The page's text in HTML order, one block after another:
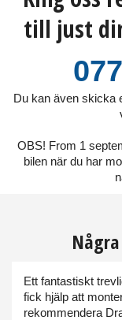
till just
Du kan även skicka
OBS! From 1
bilen när du har
Ett fantastiskt
fick hjälp att
rekommendera